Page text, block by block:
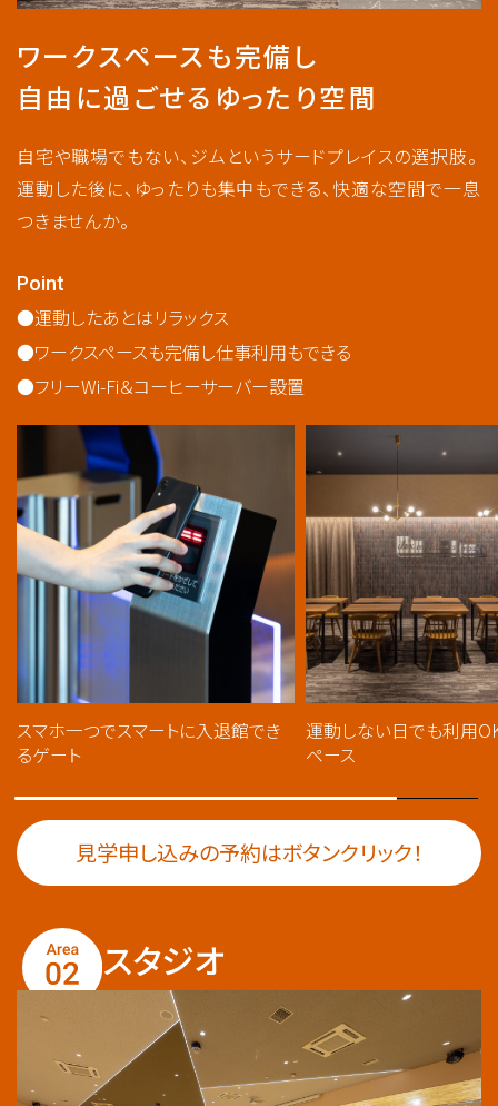
ワークスペースも完備し
自由に過ごせるゆったり空間
自宅や職場でもない、ジムというサードプレイスの選択肢。
運動した後に、ゆったりも集中もできる、快適な空間で一息
つきませんか。
Point
運動したあとはリラックス
ワークスペースも完備し仕事利用もできる
フリーWi-Fi＆コーヒーサーバー設置
スマホ一つでスマートに入退館でき
るゲート
運動しない日でも利用
ペース
見学申し込みの予約はボタンクリック！
スタジオ